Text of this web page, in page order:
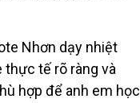
Nhơn dạy nhiệt
tế rõ ràng và
hợp để anh em học